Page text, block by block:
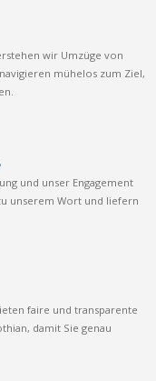
wir Umzüge von
mühelos zum Ziel,
und unser Engagement
unserem Wort und liefern
faire und transparente
damit Sie genau